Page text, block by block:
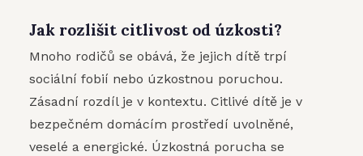
Jak rozlišit citlivost od úzkosti?
Mnoho rodičů se obává, že jejich dítě trpí
sociální fobií nebo úzkostnou poruchou.
Zásadní rozdíl je v kontextu. Citlivé dítě je v
bezpečném domácím prostředí uvolněné,
veselé a energické. Úzkostná porucha se